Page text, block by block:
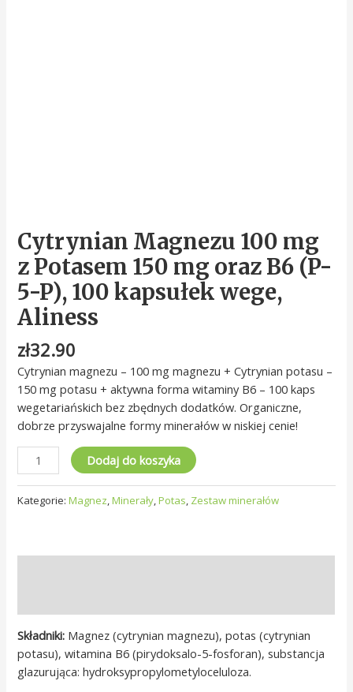
Cytrynian Magnezu 100 mg
z Potasem 150 mg oraz B6 (P-
5-P), 100 kapsułek wege,
Aliness
zł32.90
Cytrynian magnezu – 100 mg magnezu + Cytrynian potasu –
150 mg potasu + aktywna forma witaminy B6 – 100 kaps
wegetariańskich bez zbędnych dodatków. Organiczne,
dobrze przyswajalne formy minerałów w niskiej cenie!
Dodaj do koszyka
Kategorie:Magnez,Minerały,Potas, Zestaw minerałów
Składniki: Magnez (cytrynian magnezu), potas (cytrynian
potasu), witamina B6 (pirydoksalo-5-fosforan), substancja
glazurująca: hydroksypropylometyloceluloza.